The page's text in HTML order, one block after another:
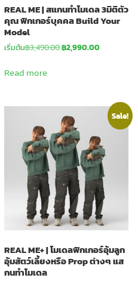
REAL ME | สแกนทำโมเดล 3มิติตัว
คุณ ฟิกเกอร์บุคคล Build Your
Model
เริ่มต้น฿3,490.00Original
฿2,990.00Current
Read more
Sale!
REAL ME+ | โมเดลฟิกเกอร์อุ้มลูก
อุ้มสัตว์เลี้ยงหรือ Prop ต่างๆ แส
กนทำโมเดล